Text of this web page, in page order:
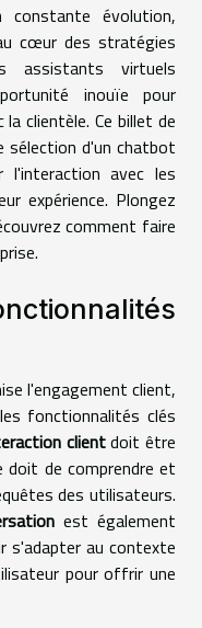
constante évolution,
cœur des stratégies
assistants virtuels
inouïe pour
clientèle. Ce billet de
sélection d'un chatbot
l'interaction avec les
expérience. Plongez
comment faire
l'engagement client,
fonctionnalités clés
clientdoit être
de comprendre et
des utilisateurs.
est également
s'adapter au contexte
pour offrir une